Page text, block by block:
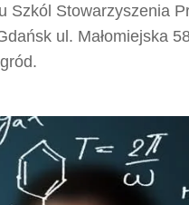
Szkól Stowarzyszenia
ul. Małomiejska